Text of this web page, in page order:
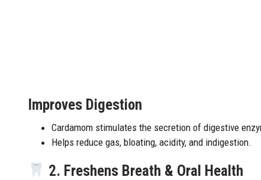
Improves Digestion
Cardamom stimulates the secretion of digestive
Helps reduce gas, bloating, acidity, and indigestion.
2. Freshens Breath & Oral Health